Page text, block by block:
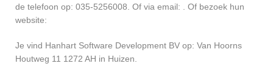
de telefoon op: 035-5256008. Of via email:
. Of bezoek hun
website:
Je vind Hanhart Software Development BV op: Van Hoorns
Houtweg 11 1272 AH in Huizen.